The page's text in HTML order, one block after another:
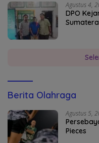
Agustus 4,
DPO
Berita Olahraga
Agustus 5,
Pieces